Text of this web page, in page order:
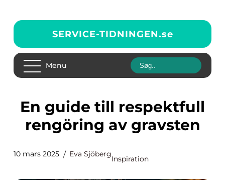
SERVICE-TIDNINGEN.se
Menu
En guide till respektfull
rengöring av gravsten
10 mars 2025 Eva Sjöberg
Inspiration